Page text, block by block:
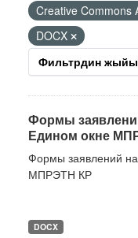
Creative Commons
DOCX
Фильтрдин
Формы
Едином окне
Формы заявлений
МПРЭТН КР
DOCX